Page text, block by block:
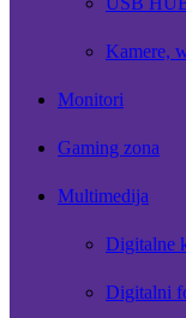
Kamere,
Monitori
Gaming zona
Multimedija
Digitalne
Digitalni